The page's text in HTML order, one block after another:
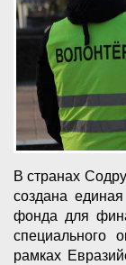
В странах
создана
фонда для
специального
рамках